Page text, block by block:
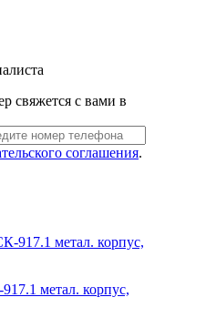
свяжется с вами в
соглашения.
метал. корпус,